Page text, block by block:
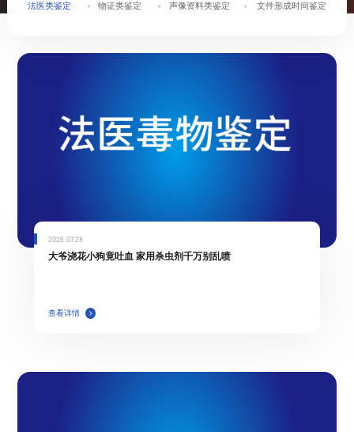
法医类鉴定 物证类鉴定 声像资料类鉴定 文件形成时间鉴定
2026.07.28
大爷浇花小狗竟吐血 家用杀虫剂千万别乱喷
查看详情